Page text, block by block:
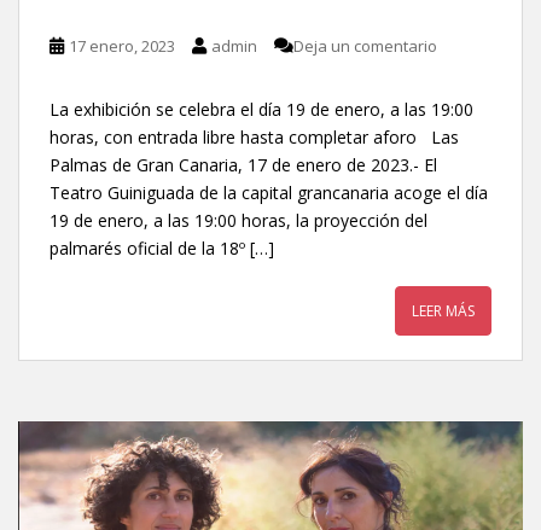
17 enero, 2023 admin Deja un comentario
La exhibición se celebra el día 19 de enero, a las 19:00
horas, con entrada libre hasta completar aforo Las
Palmas de Gran Canaria, 17 de enero de 2023.- El
Teatro Guiniguada de la capital grancanaria acoge el día
19 de enero, a las 19:00 horas, la proyección del
palmarés oficial de la 18º […]
LEER MÁS